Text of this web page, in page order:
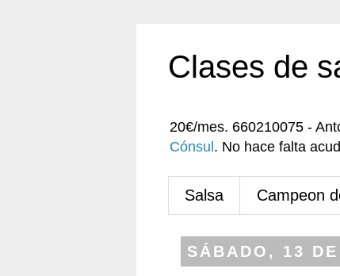
Clases de
20€/mes. 660210075 -
Cónsul . No hace falta
Salsa Campeon
SÁBADO, 13